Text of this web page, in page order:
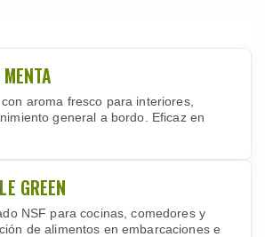
con aroma fresco para interiores,
general a bordo. Eficaz en
GREEN
NSF para cocinas, comedores y
de alimentos en embarcaciones e